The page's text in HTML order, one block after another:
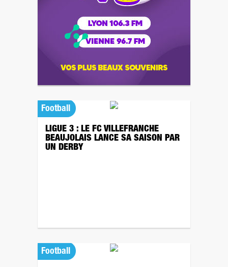
Football
LIGUE 3 : LE FC VILLEFRANCHE
BEAUJOLAIS LANCE SA SAISON PAR
UN DERBY
Football